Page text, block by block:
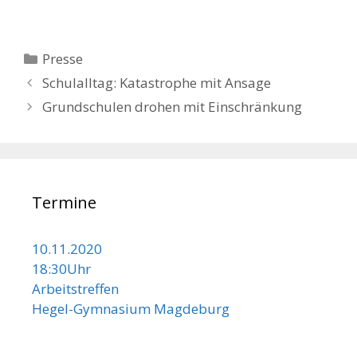
Kategorien
Presse
Beitrags-
Navigation
Schulalltag: Katastrophe mit Ansage
Grundschulen drohen mit Einschränkung
Termine
10.11.2020
18:30Uhr
Arbeitstreffen
Hegel-Gymnasium Magdeburg